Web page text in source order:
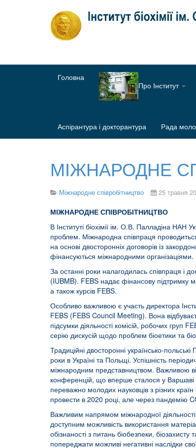
Головна
Про Інститут
Аспірантура і докторантура Рада
МІЖНАРОДНЕ
Міжнародне співробітництво 25 травня
МІЖНАРОДНЕ СПІВРОБІТНИЦТВО
В Інституті біохімії ім. О.В. Палладіна НАН
проблем. Міжнародна співпраця
на основі двосторонніх договорів із
фінансуються міжнародними організаціями.
За останні роки налагодилась співпраця і
(IUBMB). FEBS надає фінансову підтримку
а також курсів FEBS.
Особливо важливою є участь директора
FEBS (FEBS Council Meeting). Вона
підсумки діяльності комісій, робочих груп
серію дискусій щодо проблем біоетики та
Традиційні двосторонні українсько-
роки в Україні та Польщі. Успішність
міжнародним представництвом. Важливою
конференцій, що вперше сталося у
переважно молодих науковців з різних
провести в 2020 році, але через пандемію
Важливим напрямом міжнародної діяльності
доступним можливість використання
обізнаності з питань біобезпеки,
попереджати можливі негативні наслідки